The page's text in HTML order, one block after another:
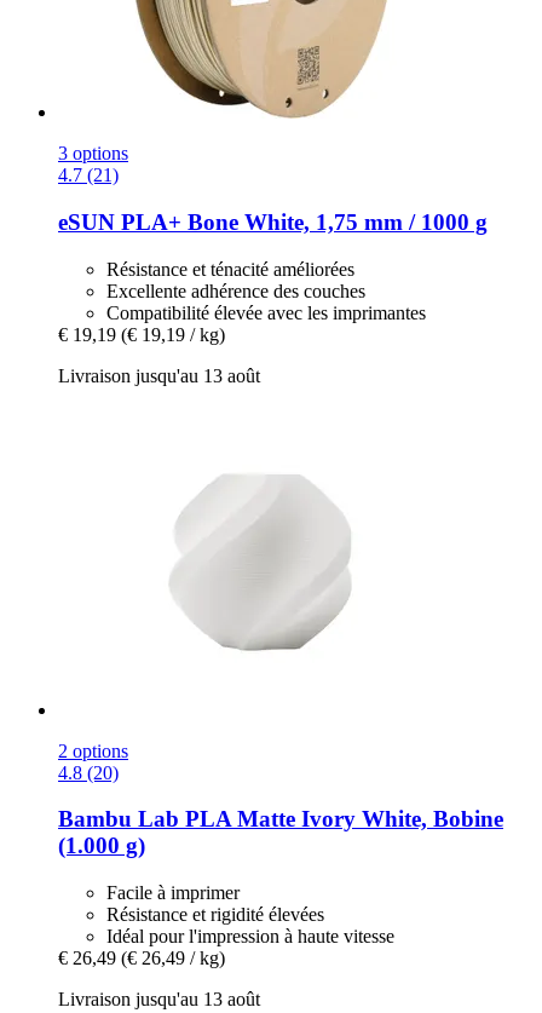
3 options
4.7 (21)
eSUN PLA+ Bone White, 1,75 mm / 1000 g
Résistance et ténacité améliorées
Excellente adhérence des couches
Compatibilité élevée avec les imprimantes
€ 19,19 (€ 19,19 / kg)
Livraison jusqu'au 13 août
2 options
4.8 (20)
Bambu Lab PLA Matte Ivory White, Bobine
(1.000 g)
Facile à imprimer
Résistance et rigidité élevées
Idéal pour l'impression à haute vitesse
€ 26,49 (€ 26,49 / kg)
Livraison jusqu'au 13 août